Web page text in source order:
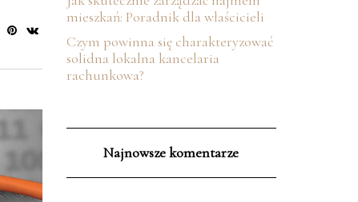
mieszkań: Poradnik dla właścicieli
Czym powinna się charakteryzować
solidna lokalna kancelaria
rachunkowa?
Najnowsze komentarze